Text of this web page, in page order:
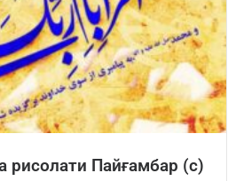
рисолати Пайғамбар (с)